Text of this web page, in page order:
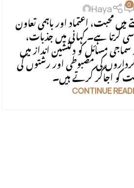
Haya 0
میں محبت، اعتماد اور باہمی تعاون
کرتا ہے۔ کہانی میں جذبات،
سماجی مسائل کو دلنشین انداز میں
کی مضبوطی اور رشتوں کی
کو اجاگر کرتے ہیں۔
CONTINUE